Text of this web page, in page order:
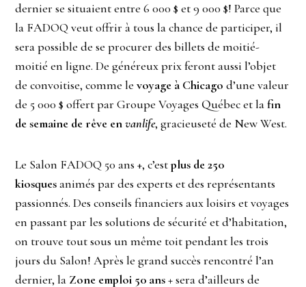
dernier se situaient entre 6 000 $ et 9 000 $! Parce que
la FADOQ veut offrir à tous la chance de participer, il
sera possible de se procurer des billets de moitié-
moitié en ligne. De généreux prix feront aussi l’objet
de convoitise, comme levoyage à Chicago d’une valeur
de 5 000 $ offert par Groupe Voyages Québec et lafin
de semaine de rêve envanlife, gracieuseté de New West.
Le Salon FADOQ 50 ans +, c’estplus de 250
kiosquesanimés par des experts et des représentants
passionnés. Des conseils financiers aux loisirs et voyages
en passant par les solutions de sécurité et d’habitation,
on trouve tout sous un même toit pendant les trois
jours du Salon! Après le grand succès rencontré l’an
dernier, la Zone emploi 50 ans +sera d’ailleurs de